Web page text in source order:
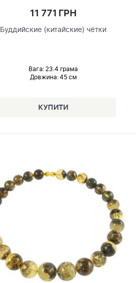
11 771 ГРН
Буддийские (китайские) чётки
Вага: 23.4 грама
Довжина:45 см